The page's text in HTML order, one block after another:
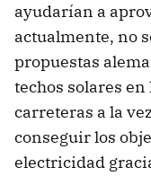
ayudarían a
actualmente, no
propuestas
techos solares
carreteras a la
conseguir los
electricidad